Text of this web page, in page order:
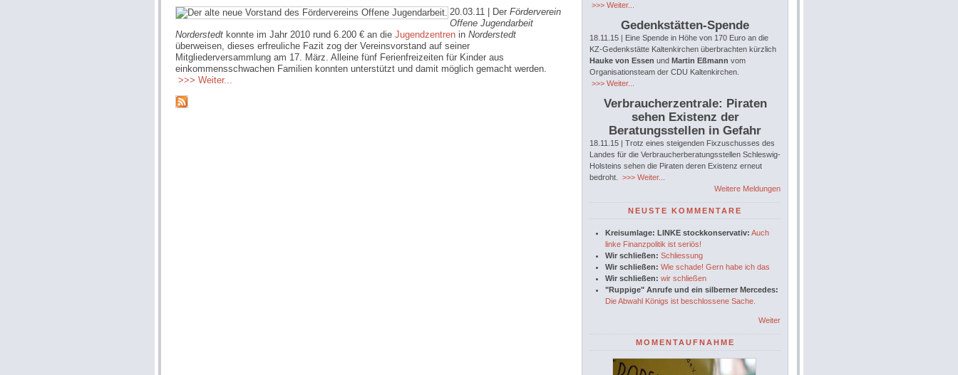
20.03.11 | Der Förderverein
Offene Jugendarbeit
Norderstedt konnte im Jahr 2010 rund 6.200 € an die Jugendzentren in Norderstedt
überweisen, dieses erfreuliche Fazit zog der Vereinsvorstand auf seiner
Mitgliederversammlung am 17. März. Alleine fünf Ferienfreizeiten für Kinder aus
einkommensschwachen Familien konnten unterstützt und damit möglich gemacht werden.
>>> Weiter...
>>> Weiter...
Gedenkstätten-Spende
18.11.15 | Eine Spende in Höhe von 170 Euro an die
KZ-Gedenkstätte Kaltenkirchen überbrachten kürzlich
Hauke von Essen und Martin Eßmann vom
Organisationsteam der CDU Kaltenkirchen.
>>> Weiter...
Verbraucherzentrale: Piraten
sehen Existenz der
Beratungsstellen in Gefahr
18.11.15 | Trotz eines steigenden Fixzuschusses des
Landes für die Verbraucherberatungsstellen Schleswig-
Holsteins sehen die Piraten deren Existenz erneut
bedroht.
>>> Weiter...
Weitere Meldungen
NEUSTE KOMMENTARE
Kreisumlage: LINKE stockkonservativ: Auch
linke Finanzpolitik ist seriös!
Wir schließen: Schliessung
Wir schließen: Wie schade! Gern habe ich das
Wir schließen: wir schließen
"Ruppige" Anrufe und ein silberner Mercedes:
Die Abwahl Königs ist beschlossene Sache.
Weiter
MOMENTAUFNAHME